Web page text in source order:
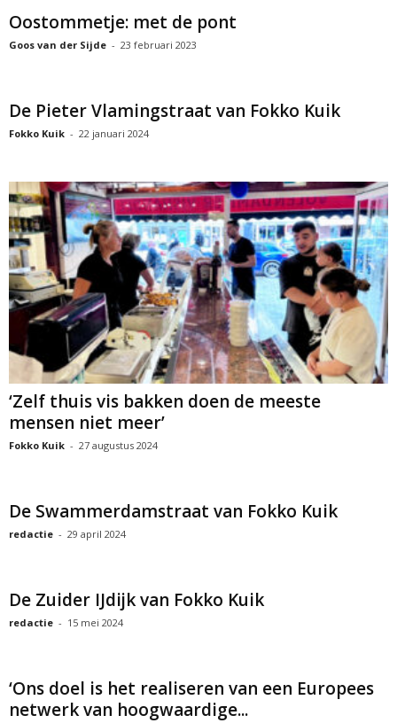
Oostommetje: met de pont
Goos van der Sijde - 23 februari 2023
De Pieter Vlamingstraat van Fokko Kuik
Fokko Kuik - 22 januari 2024
‘Zelf thuis vis bakken doen de meeste
mensen niet meer’
Fokko Kuik - 27 augustus 2024
De Swammerdamstraat van Fokko Kuik
redactie - 29 april 2024
De Zuider IJdijk van Fokko Kuik
redactie - 15 mei 2024
‘Ons doel is het realiseren van een Europees
netwerk van hoogwaardige...